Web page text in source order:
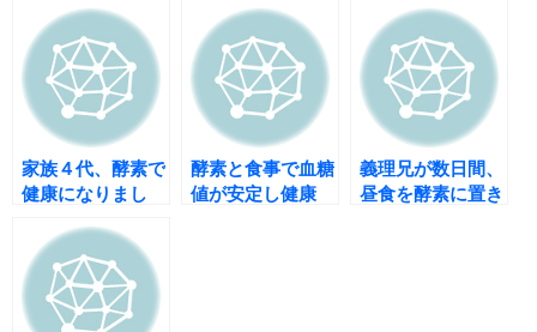
家族４代、酵素で
健康になりまし
酵素と食事で血糖
値が安定し健康
義理兄が数日間、
昼食を酵素に置き